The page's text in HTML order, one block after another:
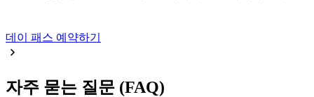
데이 패스 예약하기
자주 묻는 질문 (FAQ)